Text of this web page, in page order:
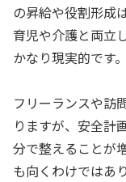
の昇給や役割形成
育児や介護と両立
かなり現実的です。
フリーランスや訪
りますが、安全計
分で整えることが
も向くわけではあ